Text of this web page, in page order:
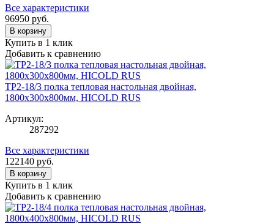
Все характеристики
96950 руб.
В корзину
Купить в 1 клик
Добавить к сравнению
TP2-18/3 полка тепловая настольная двойная,
1800х300х800мм, HICOLD RUS
Артикул:
287292
Все характеристики
122140 руб.
В корзину
Купить в 1 клик
Добавить к сравнению